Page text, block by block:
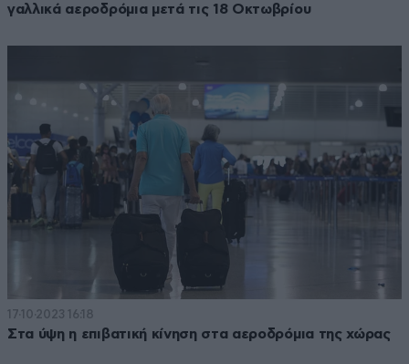
γαλλικά αεροδρόμια μετά τις 18 Οκτωβρίου
17·10·2023 16:18
Στα ύψη η επιβατική κίνηση στα αεροδρόμια της χώρας